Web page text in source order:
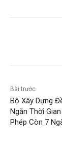
Bài trước
Bộ Xây Dựng
Ngắn Thời
Phép Còn 7